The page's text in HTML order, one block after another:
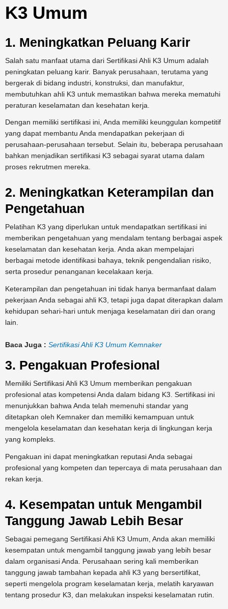
K3 Umum
1. Meningkatkan Peluang Karir
Salah satu manfaat utama dari Sertifikasi Ahli K3 Umum adalah
peningkatan peluang karir. Banyak perusahaan, terutama yang
bergerak di bidang industri, konstruksi, dan manufaktur,
membutuhkan ahli K3 untuk memastikan bahwa mereka mematuhi
peraturan keselamatan dan kesehatan kerja.
Dengan memiliki sertifikasi ini, Anda memiliki keunggulan kompetitif
yang dapat membantu Anda mendapatkan pekerjaan di
perusahaan-perusahaan tersebut. Selain itu, beberapa perusahaan
bahkan menjadikan sertifikasi K3 sebagai syarat utama dalam
proses rekrutmen mereka.
2. Meningkatkan Keterampilan dan
Pengetahuan
Pelatihan K3 yang diperlukan untuk mendapatkan sertifikasi ini
memberikan pengetahuan yang mendalam tentang berbagai aspek
keselamatan dan kesehatan kerja. Anda akan mempelajari
berbagai metode identifikasi bahaya, teknik pengendalian risiko,
serta prosedur penanganan kecelakaan kerja.
Keterampilan dan pengetahuan ini tidak hanya bermanfaat dalam
pekerjaan Anda sebagai ahli K3, tetapi juga dapat diterapkan dalam
kehidupan sehari-hari untuk menjaga keselamatan diri dan orang
lain.
Baca Juga : Sertifikasi Ahli K3 Umum Kemnaker
3. Pengakuan Profesional
Memiliki Sertifikasi Ahli K3 Umum memberikan pengakuan
profesional atas kompetensi Anda dalam bidang K3. Sertifikasi ini
menunjukkan bahwa Anda telah memenuhi standar yang
ditetapkan oleh Kemnaker dan memiliki kemampuan untuk
mengelola keselamatan dan kesehatan kerja di lingkungan kerja
yang kompleks.
Pengakuan ini dapat meningkatkan reputasi Anda sebagai
profesional yang kompeten dan tepercaya di mata perusahaan dan
rekan kerja.
4. Kesempatan untuk Mengambil
Tanggung Jawab Lebih Besar
Sebagai pemegang Sertifikasi Ahli K3 Umum, Anda akan memiliki
kesempatan untuk mengambil tanggung jawab yang lebih besar
dalam organisasi Anda. Perusahaan sering kali memberikan
tanggung jawab tambahan kepada ahli K3 yang bersertifikat,
seperti mengelola program keselamatan kerja, melatih karyawan
tentang prosedur K3, dan melakukan inspeksi keselamatan rutin.